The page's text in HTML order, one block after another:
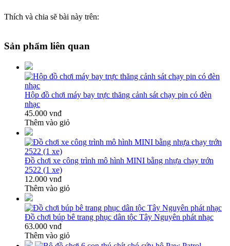
Thích và chia sẽ bài này trên:
Sản phẩm liên quan
Hộp đồ chơi máy bay trực thăng cảnh sát chạy pin có đèn
nhạc
45.000 vnđ
Thêm vào giỏ
Đồ chơi xe công trình mô hình MINI bằng nhựa chạy trớn
2522 (1 xe)
12.000 vnđ
Thêm vào giỏ
Đồ chơi búp bê trang phục dân tộc Tây Nguyên phát nhạc
63.000 vnđ
Thêm vào giỏ